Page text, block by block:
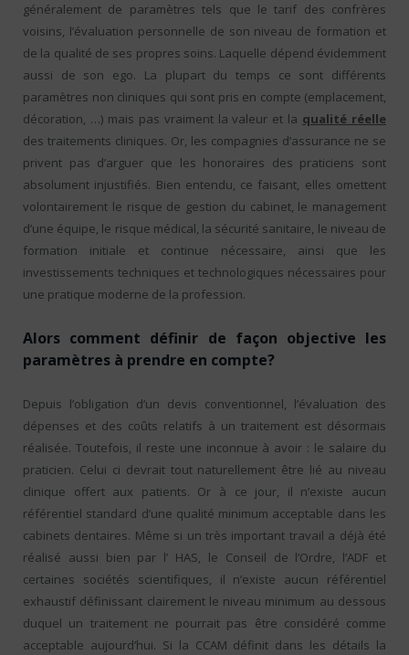
généralement de paramètres tels que le tarif des confrères
voisins, l’évaluation personnelle de son niveau de formation et
de la qualité de ses propres soins. Laquelle dépend évidemment
aussi de son ego. La plupart du temps ce sont différents
paramètres non cliniques qui sont pris en compte (emplacement,
décoration, …) mais pas vraiment la valeur et la qualité réelle
des traitements cliniques. Or, les compagnies d’assurance ne se
privent pas d’arguer que les honoraires des praticiens sont
absolument injustifiés. Bien entendu, ce faisant, elles omettent
volontairement le risque de gestion du cabinet, le management
d’une équipe, le risque médical, la sécurité sanitaire, le niveau de
formation initiale et continue nécessaire, ainsi que les
investissements techniques et technologiques nécessaires pour
une pratique moderne de la profession.
Alors comment définir de façon objective les
paramètres à prendre en compte?
Depuis l’obligation d’un devis conventionnel, l’évaluation des
dépenses et des coûts relatifs à un traitement est désormais
réalisée. Toutefois, il reste une inconnue à avoir : le salaire du
praticien. Celui ci devrait tout naturellement être lié au niveau
clinique offert aux patients. Or à ce jour, il n’existe aucun
référentiel standard d’une qualité minimum acceptable dans les
cabinets dentaires. Même si un très important travail a déjà été
réalisé aussi bien par l’ HAS, le Conseil de l’Ordre, l’ADF et
certaines sociétés scientifiques, il n’existe aucun référentiel
exhaustif définissant clairement le niveau minimum au dessous
duquel un traitement ne pourrait pas être considéré comme
acceptable aujourd’hui. Si la CCAM définit dans les détails la